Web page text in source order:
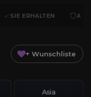
SIE ERHALTEN
+ Wunschliste
Asia